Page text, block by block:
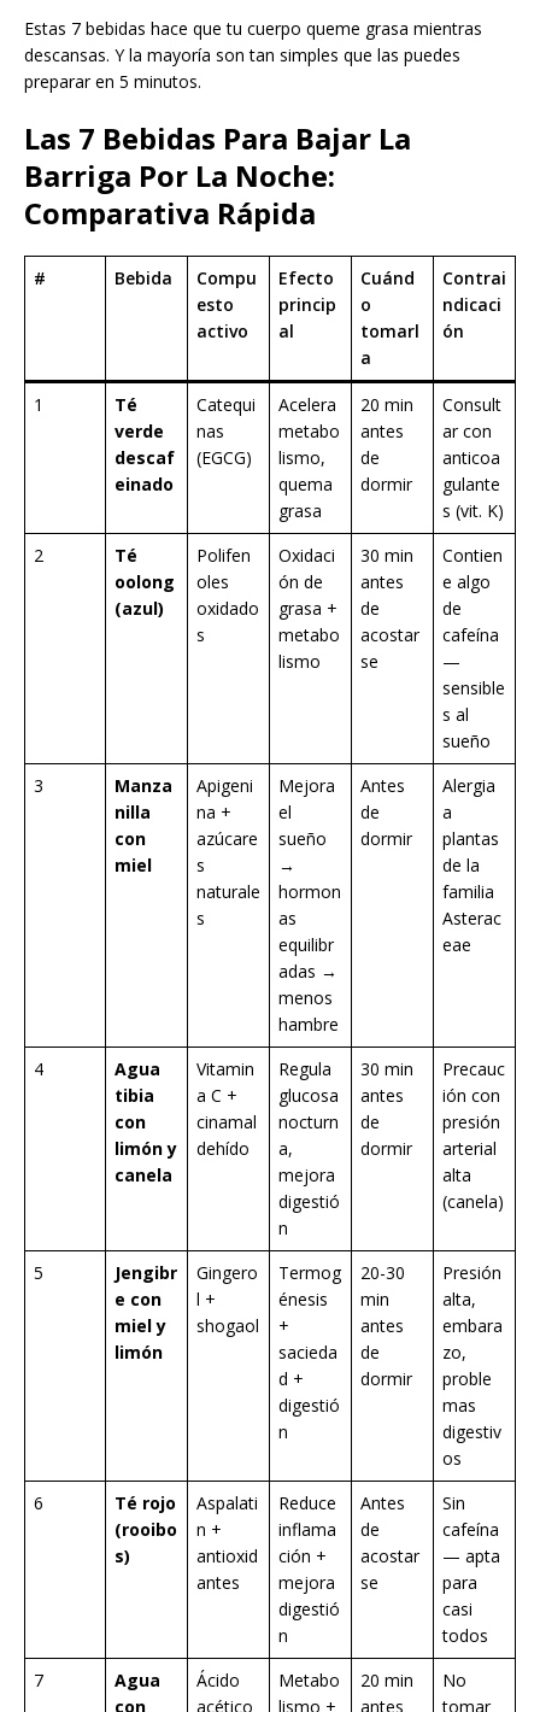
Estas 7 bebidas hace que tu cuerpo queme grasa mientras
descansas. Y la mayoría son tan simples que las puedes
preparar en 5 minutos.
Las 7 Bebidas Para Bajar La
Barriga Por La Noche:
Comparativa Rápida
# Bebida
Compu
esto
activo
Efecto
princip
al
Cuánd
o
tomarl
a
Contrai
ndicaci
ón
1
Té
verde
descaf
einado
Catequi
nas
(EGCG)
Acelera
metabo
lismo,
quema
grasa
20 min
antes
de
dormir
Consult
ar con
anticoa
gulante
s (vit. K)
2
Té
oolong
(azul)
Polifen
oles
oxidado
s
Oxidaci
ón de
grasa +
metabo
lismo
30 min
antes
de
acostar
se
Contien
e algo
de
cafeína
—
sensible
s al
sueño
3
Manza
nilla
con
miel
Apigeni
na +
azúcare
s
naturale
s
Mejora
el
sueño
→
hormon
as
equilibr
adas →
menos
hambre
Antes
de
dormir
Alergia
a
plantas
de la
familia
Asterac
eae
4
Agua
tibia
con
limón y
canela
Vitamin
a C +
cinamal
dehído
Regula
glucosa
nocturn
a,
mejora
digestió
n
30 min
antes
de
dormir
Precauc
ión con
presión
arterial
alta
(canela)
5
Jengibr
e con
miel y
limón
Gingero
l +
shogaol
Termog
énesis
+
sacieda
d +
digestió
n
20-30
min
antes
de
dormir
Presión
alta,
embara
zo,
proble
mas
digestiv
os
6
Té rojo
(rooibo
s)
Aspalati
n +
antioxid
antes
Reduce
inflama
ción +
mejora
digestió
n
Antes
de
acostar
se
Sin
cafeína
— apta
para
casi
todos
7
Agua
con
Ácido
acético
Metabo
lismo +
20 min
antes
No
tomar